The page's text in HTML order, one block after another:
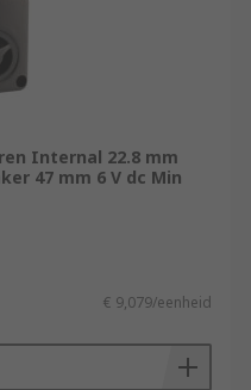
Internal 22.8 mm
47 mm 6 V dc Min
€ 9,079/eenheid